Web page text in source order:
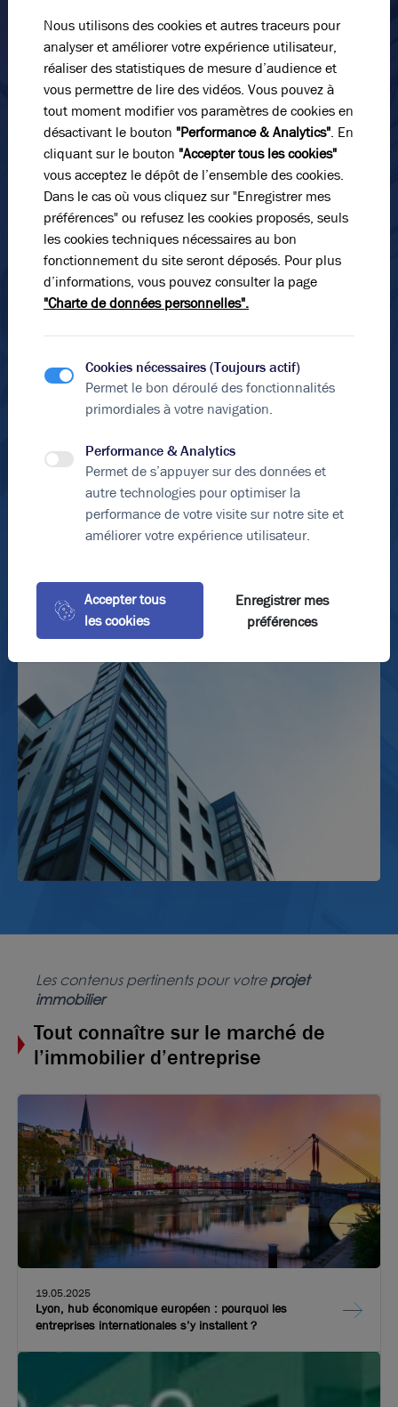
1 968 m²divisibles à partir de982 m²
110 € m²/an HT HC ou 3 100 000 € HDE
Photos (4 )
A vendre ou à louer - Cellule d'activité de 203 m²
avec bureaux et mezzanine à proximité de l'A432 -
Meyzieu
203 m²non divisibles
indépendant possédant 1 accès plain-pied et 2 quais
- Meyzieu
2 653 m²
85€ m²/an HT HC ou 3 465 000€ HDE
Photos (7 )
E-mail*
N° de téléphone*
Message
En soumettant ce formulaire, j'accepte que les
informations saisies soient exploitées dans le cadre de
ma demande et de la relation commerciale qui peut en
découler.
Les contenus pertinents pour votreprojet
immobilier
Tout connaître sur le marché de
l’immobilier d’entreprise
19.05.2025
Lyon, hub économique européen : pourquoi les
entreprises internationales s’y installent ?
Nous utilisons des cookies et autres traceurs pour
analyser et améliorer votre expérience utilisateur,
réaliser des statistiques de mesure d’audience et
vous permettre de lire des vidéos. Vous pouvez à
tout moment modifier vos paramètres de cookies en
désactivant le bouton "Performance & Analytics". En
cliquant sur le bouton "Accepter tous les cookies"
vous acceptez le dépôt de l’ensemble des cookies.
Dans le cas où vous cliquez sur "Enregistrer mes
préférences" ou refusez les cookies proposés, seuls
les cookies techniques nécessaires au bon
fonctionnement du site seront déposés. Pour plus
d’informations, vous pouvez consulter la page
"Charte de données personnelles".
Cookies nécessaires (Toujours actif)
Permet le bon déroulé des fonctionnalités
primordiales à votre navigation.
Performance & Analytics
Permet de s’appuyer sur des données et
autre technologies pour optimiser la
performance de votre visite sur notre site et
améliorer votre expérience utilisateur.
Accepter tous
les cookies
Enregistrer mes
préférences